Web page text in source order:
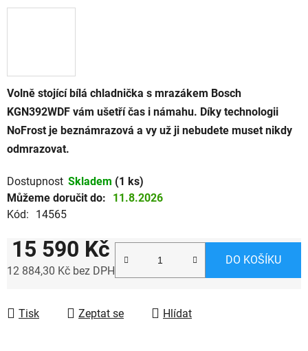
Volně stojící bílá chladnička s mrazákem Bosch
KGN392WDF vám ušetří čas i námahu. Díky technologii
NoFrost je beznámrazová a vy už ji nebudete muset nikdy
odmrazovat.
Dostupnost Skladem (1 ks)
Můžeme doručit do:
11.8.2026
Kód:
14565
15 590 Kč
12 884,30 Kč bez DPH
DO KOŠÍKU
Tisk Zeptat se Hlídat